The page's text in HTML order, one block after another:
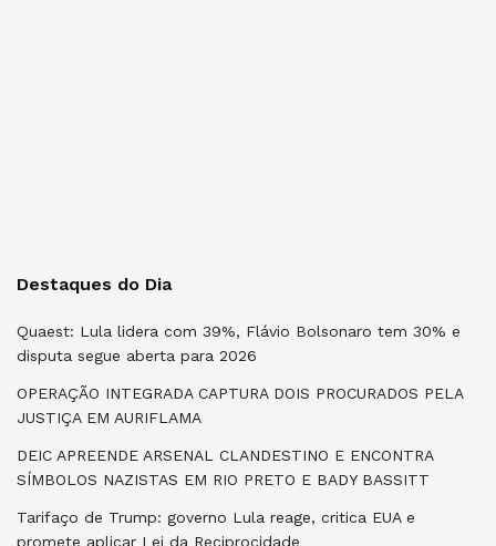
Destaques do Dia
Quaest: Lula lidera com 39%, Flávio Bolsonaro tem 30% e
disputa segue aberta para 2026
OPERAÇÃO INTEGRADA CAPTURA DOIS PROCURADOS PELA
JUSTIÇA EM AURIFLAMA
DEIC APREENDE ARSENAL CLANDESTINO E ENCONTRA
SÍMBOLOS NAZISTAS EM RIO PRETO E BADY BASSITT
Tarifaço de Trump: governo Lula reage, critica EUA e
promete aplicar Lei da Reciprocidade